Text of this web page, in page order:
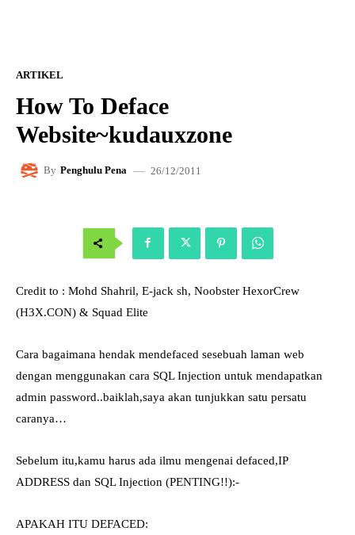
ARTIKEL
How To Deface
Website~kudauxzone
By Penghulu Pena 26/12/2011
Credit to : Mohd Shahril, E-jack sh, Noobster HexorCrew
(H3X.CON) & Squad Elite
Cara bagaimana hendak mendefaced sesebuah laman web
dengan menggunakan cara SQL Injection untuk mendapatkan
admin password..baiklah,saya akan tunjukkan satu persatu
caranya…
Sebelum itu,kamu harus ada ilmu mengenai defaced,IP
ADDRESS dan SQL Injection (PENTING!!):-
APAKAH ITU DEFACED: